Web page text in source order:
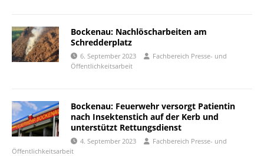
Bockenau: Nachlöscharbeiten am
Schredderplatz
6. September 2023
Fachbereich Presse- und
Öffentlichkeitsarbeit
Bockenau: Feuerwehr versorgt Patientin
nach Insektenstich auf der Kerb und
unterstützt Rettungsdienst
4. September 2023
Fachbereich Presse- und
Öffentlichkeitsarbeit